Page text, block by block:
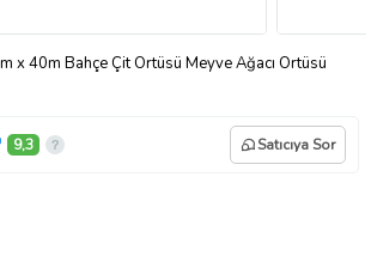
x 40m Bahçe Çit Örtüsü Meyve Ağacı Örtüsü
9,3 Satıcıya Sor